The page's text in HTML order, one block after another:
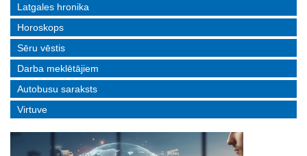
Latgales hronika
Horoskops
Sēru vēstis
Darba meklētājiem
Autobusu saraksts
Virtuve